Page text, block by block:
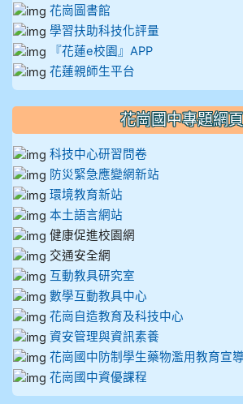
花崗圖書館
學習扶助科技化評量
『花蓮e校園』APP
花蓮親師生平台
花崗國中專題網頁
科技中心研習問卷
防災緊急應變網新站
環境教育新站
本土語言網站
健康促進校園網
交通安全網
互動教具研究室
數學互動教具中心
花崗自造教育及科技中心
資安管理與資訊素養
花崗國中防制學生藥物濫用教育宣
花崗國中資優課程